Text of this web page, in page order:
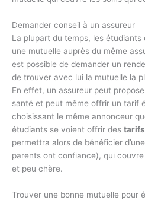
Demander conseil à un assureur
La plupart du temps, les étudiants
une mutuelle auprès du même
est possible de demander un
de trouver avec lui la mutuelle la
En effet, un assureur peut
santé et peut même offrir un tarif
choisissant le même annonceur
étudiants se voient offrir des
permettra alors de bénéficier
parents ont confiance), qui couvre
et peu chère.
Trouver une bonne mutuelle pour